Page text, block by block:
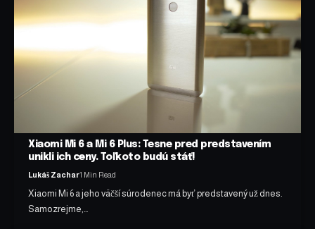
Xiaomi Mi 6 a Mi 6 Plus: Tesne pred predstavením
unikli ich ceny. Toľkoto budú stáť!
Lukáš Zachar1 Min Read
Xiaomi Mi 6 a jeho väčší súrodenec má byť predstavený už dnes.
Samozrejme,…